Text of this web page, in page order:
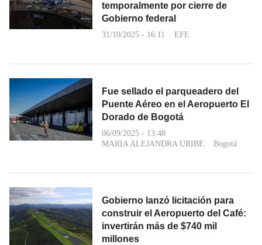
temporalmente por cierre de
Gobierno federal
31/10/2025 - 16:11 EFE
Fue sellado el parqueadero del
Puente Aéreo en el Aeropuerto El
Dorado de Bogotá
06/09/2025 - 13:48
MARIA ALEJANDRA URIBE
Bogotá
Gobierno lanzó licitación para
construir el Aeropuerto del Café:
invertirán más de $740 mil
millones